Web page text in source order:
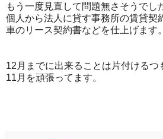
もう一度見直して問題無さそうでし
個人から法人に貸す事務所の賃貸契
車のリース契約書などを仕上げます。
12月までに出来ることは片付けるつ
11月を頑張ってます。